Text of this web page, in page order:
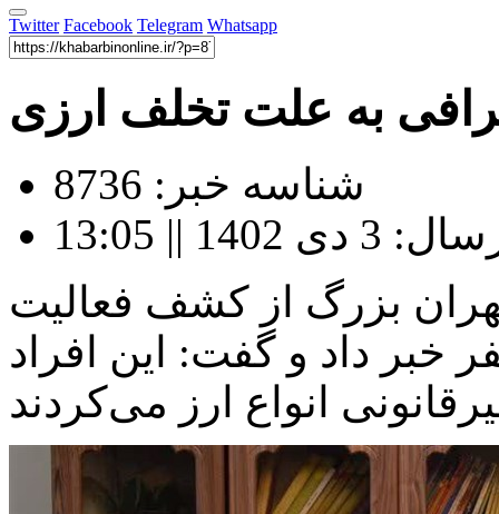
Twitter Facebook Telegram Whatsapp
شناسه خبر: 8736
|| 13:05
بزرگ از کشف فعالیت
ارزی و دستگیری ۲ نفر خبر داد و گفت: این افراد